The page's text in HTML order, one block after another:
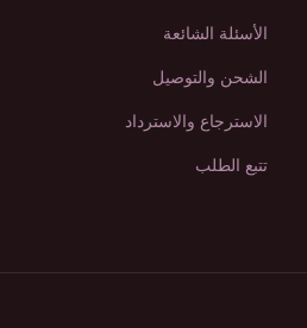
الأسئلة الشائعة
الشحن والتوصيل
الاسترجاع والاسترداد
تتبع الطلب